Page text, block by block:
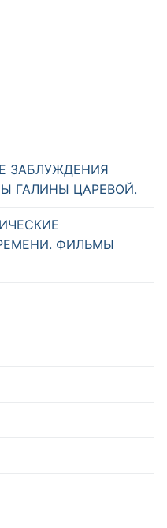
ЗАБЛУЖДЕНИЯ
ГАЛИНЫ ЦАРЕВОЙ.
ФИЛЬМЫ